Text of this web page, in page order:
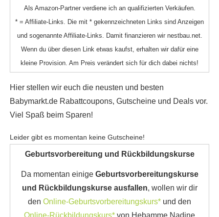
Als Amazon-Partner verdiene ich an qualifizierten Verkäufen.
* = Affiliate-Links. Die mit * gekennzeichneten Links sind Anzeigen
und sogenannte Affiliate-Links. Damit finanzieren wir nestbau.net.
Wenn du über diesen Link etwas kaufst, erhalten wir dafür eine
kleine Provision. Am Preis verändert sich für dich dabei nichts!
Hier stellen wir euch die neusten und besten
Babymarkt.de Rabattcoupons, Gutscheine und Deals vor.
Viel Spaß beim Sparen!
Leider gibt es momentan keine Gutscheine!
Geburtsvorbereitung und Rückbildungskurse
Da momentan einige Geburtsvorbereitungskurse
und Rückbildungskurse ausfallen, wollen wir dir
den Online-Geburtsvorbereitungskurs* und den
Online-Rückbildungskurs* von Hebamme Nadine